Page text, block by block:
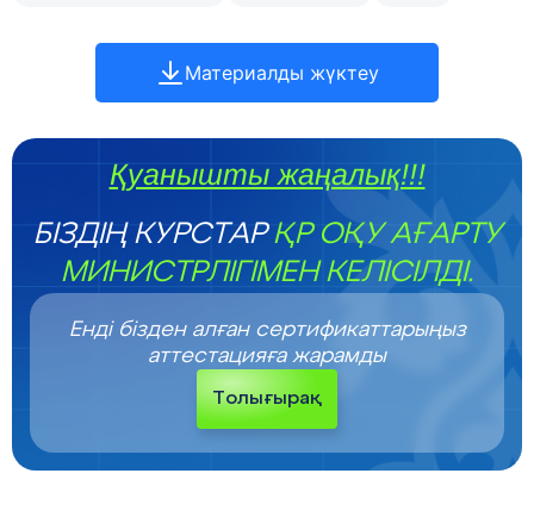
Материалды жүктеу
Қуанышты жаңалық!!!
БІЗДІҢ КУРСТАРҚР ОҚУ АҒАРТУ
МИНИСТРЛІГІМЕН КЕЛІСІЛДІ.
Енді бізден алған сертификаттарыңыз
аттестацияға жарамды
Толығырақ